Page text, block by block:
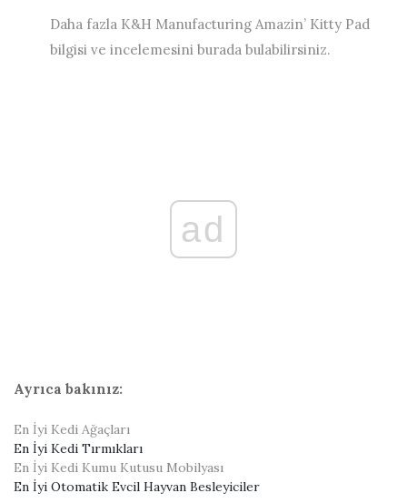
Daha fazla K&H Manufacturing Amazin’ Kitty Pad
bilgisi ve incelemesini burada bulabilirsiniz.
ad
Ayrıca bakınız:
En İyi Kedi Ağaçları
En İyi Kedi Tırmıkları
En İyi Kedi Kumu Kutusu Mobilyası
En İyi Otomatik Evcil Hayvan Besleyiciler